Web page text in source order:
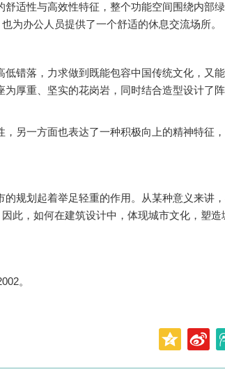
性与高效性特征，整个功能空间围绕内部
为办公人员提供了一个舒适的休息交流场所。
落，力求做到既能包容中国传统文化，又
厚重、坚实的花岗岩，同时结合造型设计了
一方面也表达了一种积极向上的精神特征
划起着举足轻重的作用。从某种意义来讲
此，如何在建筑设计中，体现城市文化，塑
。